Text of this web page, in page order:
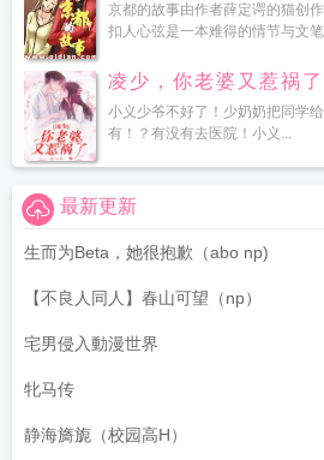
京都的故事由作者薛定谔的猫创
扣人心弦是一本难得的情节与文
凌少，你老婆又惹祸了
小义少爷不好了！少奶奶把同学
有！？有没有去医院！小义...
最新更新
生而为Beta，她很抱歉（abo np)
【不良人同人】春山可望（np）
宅男侵入動漫世界
牝马传
静海旖旎（校园高H）